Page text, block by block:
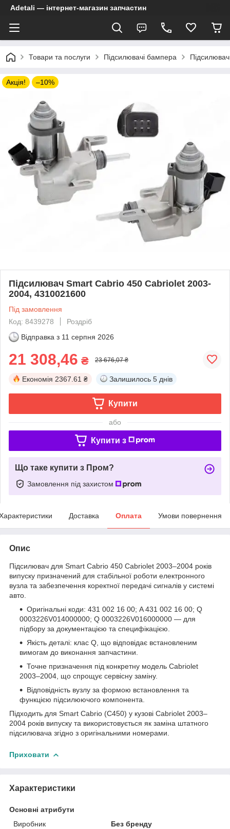
Adetali — інтернет-магазин запчастин
Товари та послуги Підсилювачі бампера
Акція! –10%
Підсилювач Smart Cabrio 450 Cabriolet 2003-
2004, 4310021600
Під замовлення
Код: 8439278
Роздріб
Відправка з 11 серпня 2026
21 308,46 ₴ 23 676,07 ₴
Економія 2367.61 ₴ Залишилось 5 днів
Купити
або
Купити з
Що таке купити з Пром?
Замовлення під захистом
Доставка Оплата Умови повернення
Опис
Підсилювач для Smart Cabrio 450 Cabriolet 2003–2004 років
випуску призначений для стабільної роботи електронного
вузла та забезпечення коректної передачі сигналів у системі
авто.
Оригінальні коди: 431 002 16 00; A 431 002 16 00; Q
0003226V014000000; Q 0003226V016000000 — для
підбору за документацією та специфікацією.
Якість деталі: клас Q, що відповідає встановленим
вимогам до виконання запчастини.
Точне призначення під конкретну модель Cabriolet
2003–2004, що спрощує сервісну заміну.
Відповідність вузлу за формою встановлення та
функцією підсилюючого компонента.
Підходить для Smart Cabrio (C450) у кузові Cabriolet 2003–
2004 років випуску та використовується як заміна штатного
підсилювача згідно з оригінальними номерами.
Приховати
Характеристики
Основні атрибути
Виробник
Без бренду